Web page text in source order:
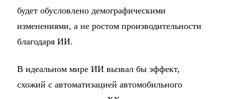
будет обусловлено демографическими
изменениями, а не ростом производительности
благодаря ИИ.
В идеальном мире ИИ вызвал бы эффект,
схожий с автоматизацией автомобильного